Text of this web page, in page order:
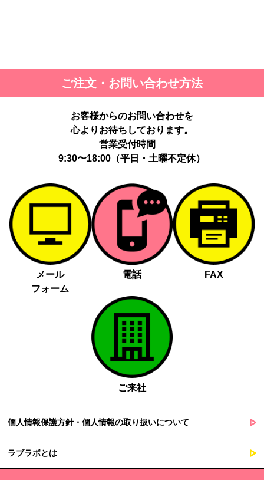
ご注文・お問い合わせ方法
お客様からのお問い合わせを
心よりお待ちしております。
営業受付時間
9:30〜18:00（平日・土曜不定休）
メール
フォーム
電話 FAX
ご来社
個人情報保護方針・個人情報の取り扱いについて
ラブラボとは